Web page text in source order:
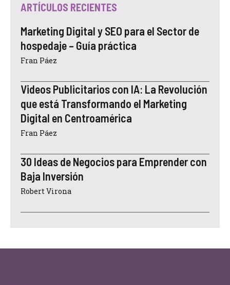
ARTÍCULOS RECIENTES
Marketing Digital y SEO para el Sector de
hospedaje – Guía práctica
Fran Páez
Videos Publicitarios con IA: La Revolución
que está Transformando el Marketing
Digital en Centroamérica
Fran Páez
30 Ideas de Negocios para Emprender con
Baja Inversión
Robert Virona